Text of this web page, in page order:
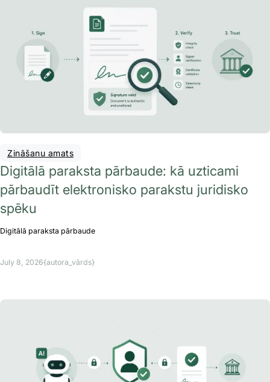
Zināšanu amats
Digitālā paraksta pārbaude: kā uzticami
pārbaudīt elektronisko parakstu juridisko
spēku
Digitālā paraksta pārbaude
July 8, 2026{autora_vārds}